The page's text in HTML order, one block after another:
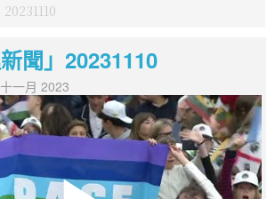
聞」20231110
一月 2023